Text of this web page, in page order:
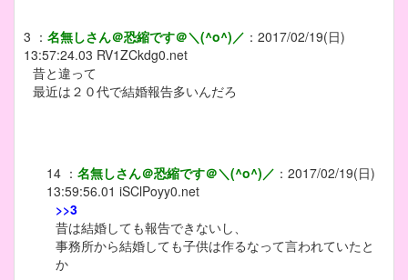
3 ： 名無しさん＠恐縮です＠＼(^o^)／ ： 2017/02/19(日)
13:57:24.03 RV1ZCkdg0.net
昔と違って
最近は２０代で結婚報告多いんだろ
14 ： 名無しさん＠恐縮です＠＼(^o^)／ ： 2017/02/19(日)
13:59:56.01 iSClPoyy0.net
>>3
昔は結婚しても報告できないし、
事務所から結婚しても子供は作るなって言われていたと
か